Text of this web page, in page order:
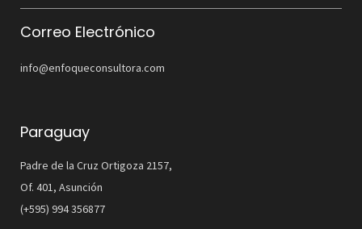
Correo Electrónico
info@enfoqueconsultora.com
Paraguay
Padre de la Cruz Ortigoza 2157,
Of. 401, Asunción
(+595) 994 356877